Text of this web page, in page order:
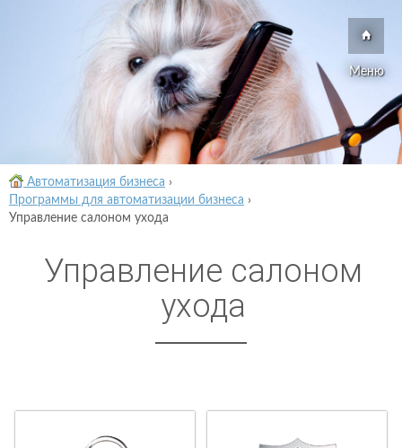
Меню
Автоматизация бизнеса ›
Программы для автоматизации бизнеса ›
Управление салоном ухода
Управление салоном
ухода